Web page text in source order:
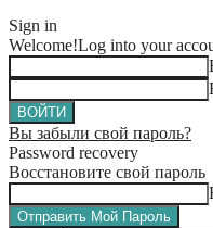
Sign in
Welcome!Log into your
Вы забыли свой пароль?
Password recovery
Восстановите свой пароль